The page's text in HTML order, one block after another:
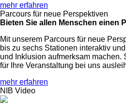
mehr erfahren
Parcours für neue Perspektiven
Bieten Sie allen Menschen einen
Mit unserem Parcours für neue
bis zu sechs Stationen interaktiv
und Inklusion aufmerksam machen.
für Ihre Veranstaltung bei uns
mehr erfahren
NIB Video